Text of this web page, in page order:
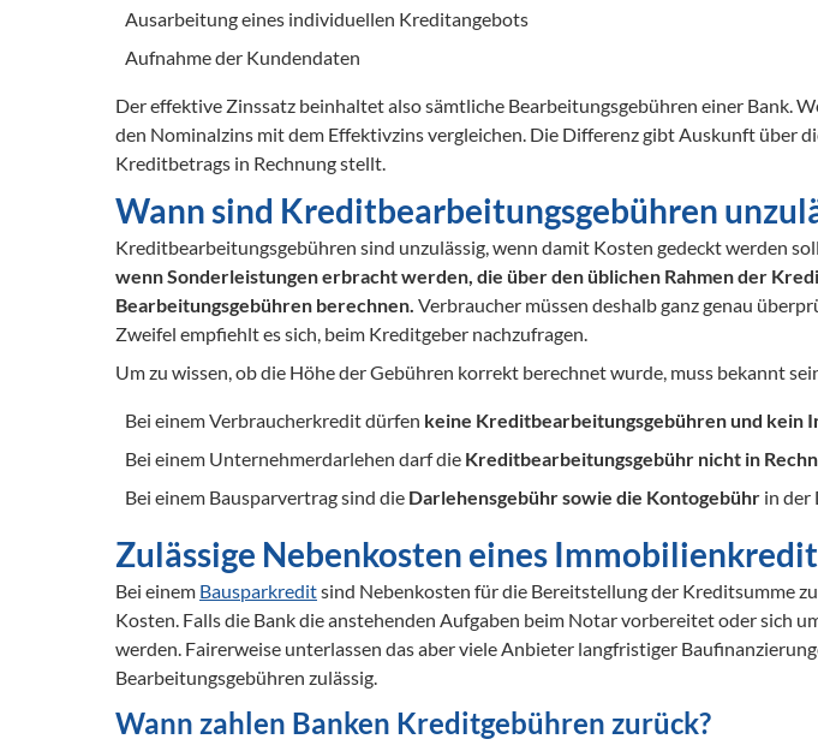
Ausarbeitung eines individuellen Kreditangebots
Aufnahme der Kundendaten
Der effektive Zinssatz beinhaltet also sämtliche Bearbeitungsgebühren einer Bank.
den Nominalzins mit dem Effektivzins vergleichen. Die Differenz gibt Auskunft über
Kreditbetrags in Rechnung stellt.
Wann sind Kreditbearbeitungsgebühren
Kreditbearbeitungsgebühren sind unzulässig, wenn damit Kosten gedeckt werden
wenn Sonderleistungen erbracht werden, die über den üblichen Rahmen der
Bearbeitungsgebühren berechnen. Verbraucher müssen deshalb ganz genau
Zweifel empfiehlt es sich, beim Kreditgeber nachzufragen.
Um zu wissen, ob die Höhe der Gebühren korrekt berechnet wurde, muss bekannt
Bei einem Verbraucherkredit dürfen keine Kreditbearbeitungsgebühren und kein
Bei einem Unternehmerdarlehen darf die Kreditbearbeitungsgebühr nicht in
Bei einem Bausparvertrag sind die Darlehensgebühr sowie die Kontogebühr in der
Zulässige Nebenkosten eines
Bei einem Bausparkredit sind Nebenkosten für die Bereitstellung der Kreditsumme
Kosten. Falls die Bank die anstehenden Aufgaben beim Notar vorbereitet oder sich
werden. Fairerweise unterlassen das aber viele Anbieter langfristiger
Bearbeitungsgebühren zulässig.
Wann zahlen Banken Kreditgebühren zurück?